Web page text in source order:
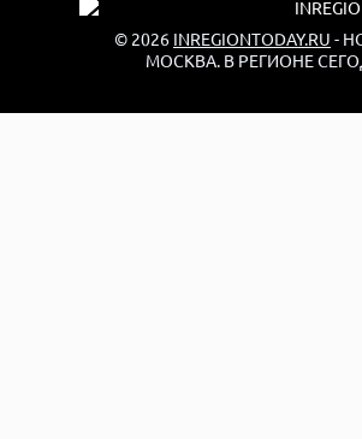
© 2026 INREGIONTODAY.RU -
МОСКВА. В РЕГИОНЕ